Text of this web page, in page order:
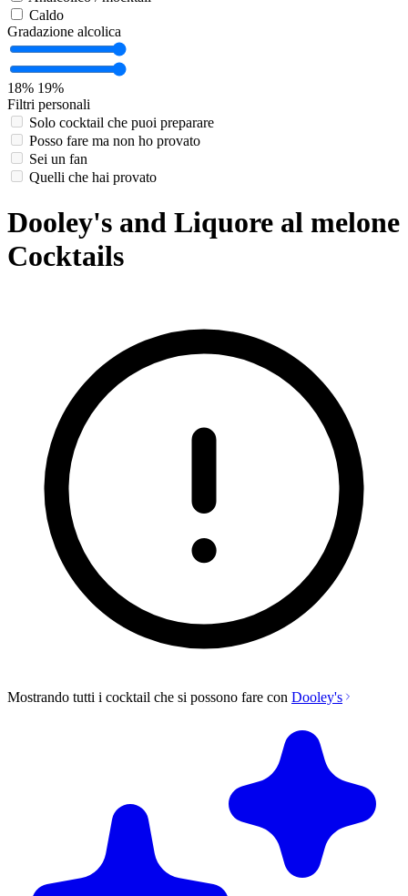
Caldo
Gradazione alcolica
18% 19%
Filtri personali
Solo cocktail che puoi preparare
Posso fare ma non ho provato
Sei un fan
Quelli che hai provato
Dooley's and Liquore al melone
Cocktails
Mostrando tutti i cocktail che si possono fare con Dooley's